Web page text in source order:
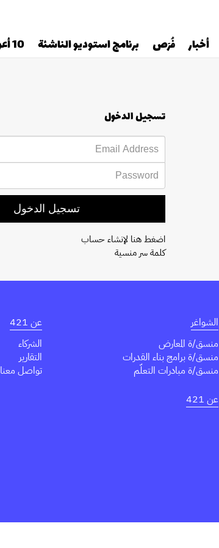
تسجيل الدخول
تسجيل الدخول
اضغط هنا لإنشاء حساب
كلمة سر منسية
الشواغر
منسق/ة المعارض
منسق/ة برامج بناء القدرات
منسق/ة مبادرات التعلّم
عن 421
عن 421
الشركاء
التقارير
تواصل معنا
أخبار فُرَص برنامج استوديو الناشئة 10 أعوام من 421